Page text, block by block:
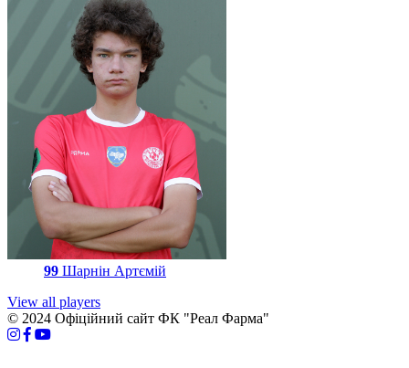
99 Шарнін Артємій
View all players
© 2024 Офіційний сайт ФК "Реал Фарма"